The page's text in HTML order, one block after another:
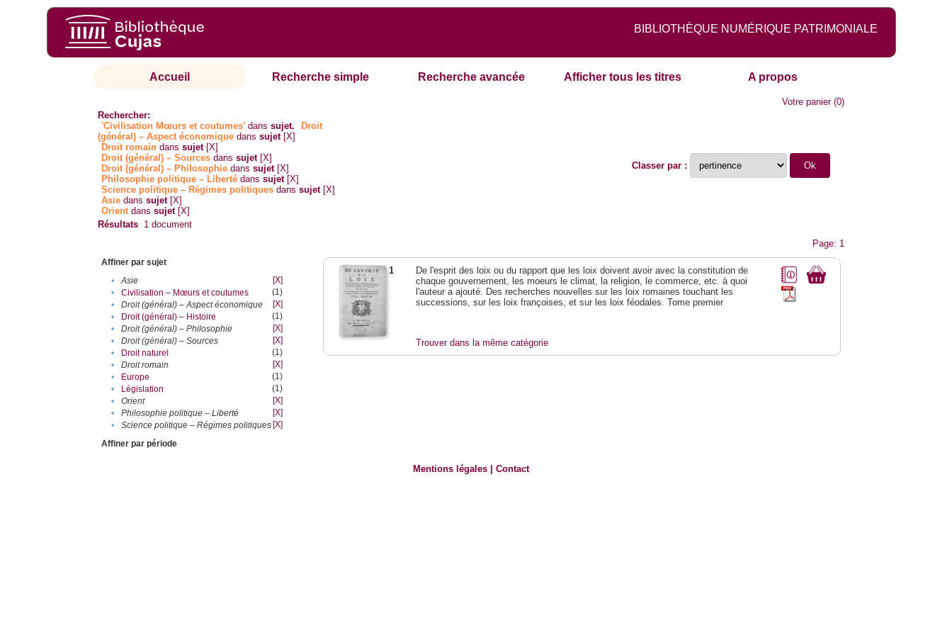
BIBLIOTHÈQUE NUMÉRIQUE PATRIMONIALE
Accueil Recherche simple Recherche avancée Afficher tous les titres A propos
Votre panier(0)
Rechercher:
'Civilisation Mœurs et coutumes' danssujet.
Droit
(général) – Aspect économique danssujet [X]
Droit romain danssujet [X]
Droit (général) – Sources danssujet [X]
Droit (général) – Philosophie danssujet [X]
Philosophie politique – Liberté danssujet [X]
Science politique – Régimes politiques danssujet [X]
Asie danssujet [X]
Orientdanssujet [X]
Classer par :
Résultats 1 document
Page: 1
Affiner par sujet
•
Asie
[X]
•
Civilisation – Mœurs et coutumes
(1)
•
Droit (général) – Aspect économique
[X]
•
Droit (général) – Histoire
(1)
•
Droit (général) – Philosophie
[X]
•
Droit (général) – Sources
[X]
•
Droit naturel
(1)
•
Droit romain
[X]
•
Europe
(1)
•
Législation
(1)
•
Orient
[X]
•
Philosophie politique – Liberté
[X]
•
Science politique – Régimes politiques [X]
Affiner par période
1
De l'esprit des loix ou du rapport que les loix doivent avoir avec la constitution de
chaque gouvernement, les moeurs le climat, la religion, le commerce, etc. à quoi
l'auteur a ajouté. Des recherches nouvelles sur les loix romaines touchant les
successions, sur les loix françoises, et sur les loix féodales. Tome premier
Trouver dans la même catégorie
Mentions légales |Contact